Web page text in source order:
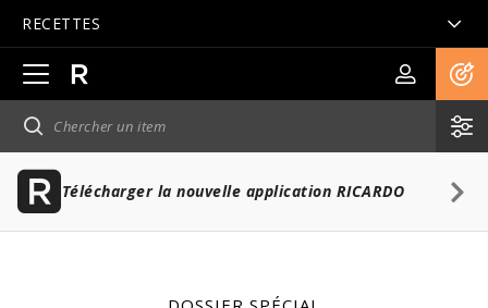
RECETTES
Ouvrir
la
navigation
principale
Télécharger la nouvelle application RICARDO